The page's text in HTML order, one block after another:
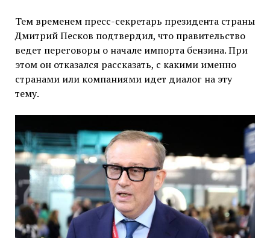
Тем временем пресс-секретарь президента страны
Дмитрий Песков подтвердил, что правительство
ведет переговоры о начале импорта бензина. При
этом он отказался рассказать, с какими именно
странами или компаниями идет диалог на эту
тему.